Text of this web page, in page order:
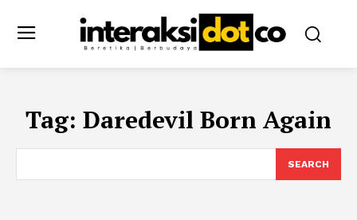
Tag: Daredevil Born Again
SEARCH